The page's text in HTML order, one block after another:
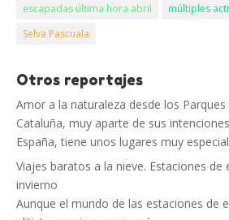
escapadas última hora abril
múltiples
Selva Pascuala
Otros reportajes
Amor a la naturaleza desde los Parques
Cataluña, muy aparte de sus
España, tiene unos lugares muy
Viajes baratos a la nieve. Estaciones de
invierno
Aunque el mundo de las estaciones de